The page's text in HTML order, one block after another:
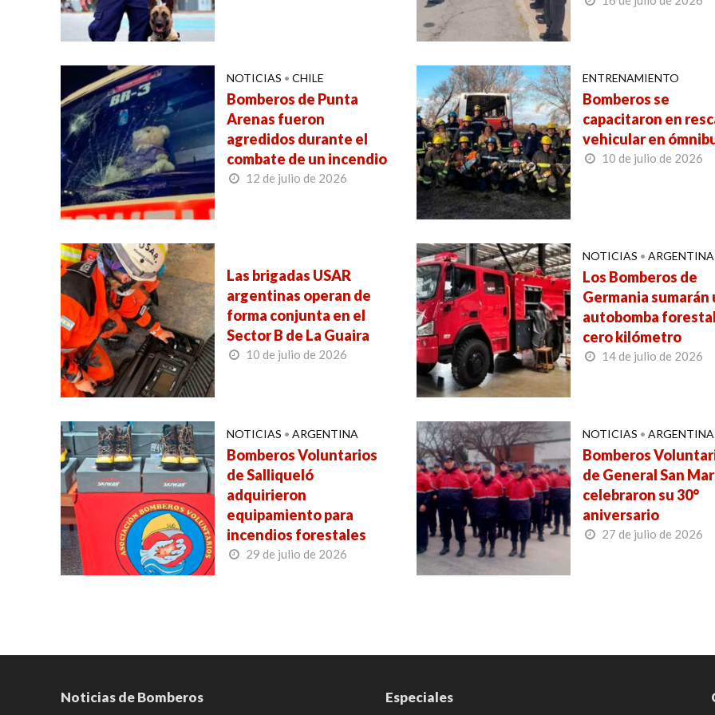
NOTICIAS • CHILE
Bomberos de Punta
Arenas fueron
agredidos durante el
combate de un incendio
12 de julio de 2026
ENTRENAMIENTO
Bomberos se
capacitaron en
vehicular en
10 de julio de 2026
Las brigadas USAR
argentinas operan de
forma conjunta en el
Sector B de La Guaira
10 de julio de 2026
NOTICIAS • ARGENTINA
Los Bomberos de
Germania sumarán
autobomba forestal
cero kilómetro
14 de julio de 2026
NOTICIAS • ARGENTINA
Bomberos Voluntarios
de Salliqueló
adquirieron
equipamiento para
incendios forestales
29 de julio de 2026
NOTICIAS • ARGENTINA
Bomberos
de General San
celebraron su 30°
aniversario
27 de julio de 2026
Noticias de Bomberos Especiales